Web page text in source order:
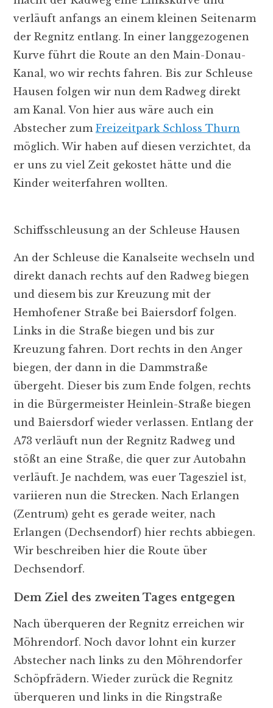
verläuft anfangs an einem kleinen Seitenarm
der Regnitz entlang. In einer langgezogenen
Kurve führt die Route an den Main-Donau-
Kanal, wo wir rechts fahren. Bis zur Schleuse
Hausen folgen wir nun dem Radweg direkt
am Kanal. Von hier aus wäre auch ein
Abstecher zum Freizeitpark Schloss Thurn
möglich. Wir haben auf diesen verzichtet, da
er uns zu viel Zeit gekostet hätte und die
Kinder weiterfahren wollten.
Schiffsschleusung an der Schleuse Hausen
An der Schleuse die Kanalseite wechseln und
direkt danach rechts auf den Radweg biegen
und diesem bis zur Kreuzung mit der
Hemhofener Straße bei Baiersdorf folgen.
Links in die Straße biegen und bis zur
Kreuzung fahren. Dort rechts in den Anger
biegen, der dann in die Dammstraße
übergeht. Dieser bis zum Ende folgen, rechts
in die Bürgermeister Heinlein-Straße biegen
und Baiersdorf wieder verlassen. Entlang der
A73 verläuft nun der Regnitz Radweg und
stößt an eine Straße, die quer zur Autobahn
verläuft. Je nachdem, was euer Tagesziel ist,
variieren nun die Strecken. Nach Erlangen
(Zentrum) geht es gerade weiter, nach
Erlangen (Dechsendorf) hier rechts abbiegen.
Wir beschreiben hier die Route über
Dechsendorf.
Dem Ziel des zweiten Tages entgegen
Nach überqueren der Regnitz erreichen wir
Möhrendorf. Noch davor lohnt ein kurzer
Abstecher nach links zu den Möhrendorfer
Schöpfrädern. Wieder zurück die Regnitz
überqueren und links in die Ringstraße